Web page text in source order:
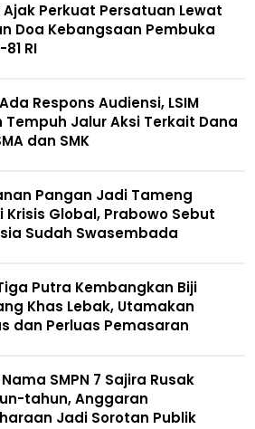
Ajak Perkuat Persatuan Lewat
Doa Kebangsaan Pembuka
81 RI
Respons Audiensi, LSIM
Tempuh Jalur Aksi Terkait Dana
dan SMK
Pangan Jadi Tameng
Krisis Global, Prabowo Sebut
Sudah Swasembada
Putra Kembangkan Biji
Khas Lebak, Utamakan
dan Perluas Pemasaran
SMPN 7 Sajira Rusak
tahun, Anggaran
Jadi Sorotan Publik